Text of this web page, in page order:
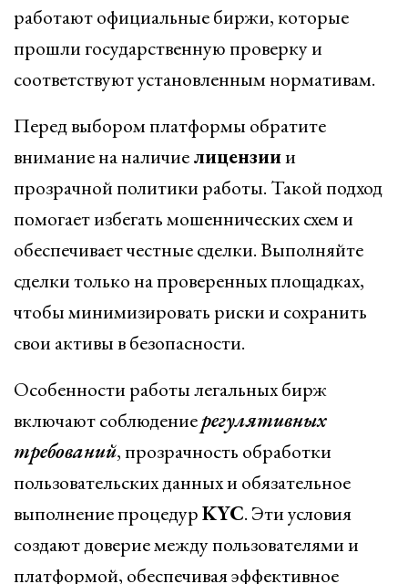
работают официальные биржи, которые
прошли государственную проверку и
соответствуют установленным нормативам.
Перед выбором платформы обратите
внимание на наличиелицензиии
прозрачной политики работы. Такой подход
помогает избегать мошеннических схем и
обеспечивает честные сделки. Выполняйте
сделки только на проверенных площадках,
чтобы минимизировать риски и сохранить
свои активы в безопасности.
Особенности работы легальных бирж
включают соблюдениерегулятивных
требований, прозрачность обработки
пользовательских данных и обязательное
выполнение процедурKYC. Эти условия
создают доверие между пользователями и
платформой, обеспечивая эффективное